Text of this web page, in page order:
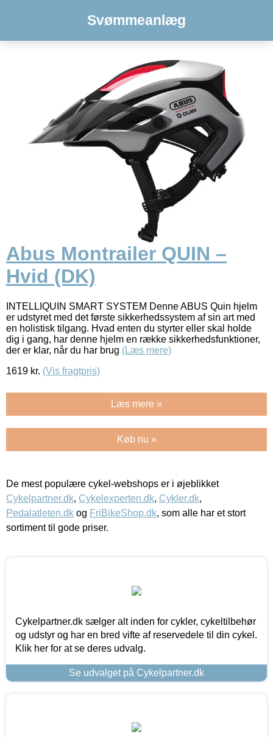
Svømmeanlæg
Abus Montrailer QUIN –
Hvid (DK)
INTELLIQUIN SMART SYSTEM Denne ABUS Quin hjelm
er udstyret med det første sikkerhedssystem af sin art med
en holistisk tilgang. Hvad enten du styrter eller skal holde
dig i gang, har denne hjelm en række sikkerhedsfunktioner,
der er klar, når du har brug (Læs mere)
1619 kr. (Vis fragtpris)
Læs mere »
Køb nu »
De mest populære cykel-webshops er i øjeblikket
Cykelpartner.dk, Cykelexperten.dk, Cykler.dk,
Pedalatleten.dk og FriBikeShop.dk, som alle har et stort
sortiment til gode priser.
Cykelpartner.dk sælger alt inden for cykler, cykeltilbehør
og udstyr og har en bred vifte af reservedele til din cykel.
Klik her for at se deres udvalg.
Se udvalget på Cykelpartner.dk